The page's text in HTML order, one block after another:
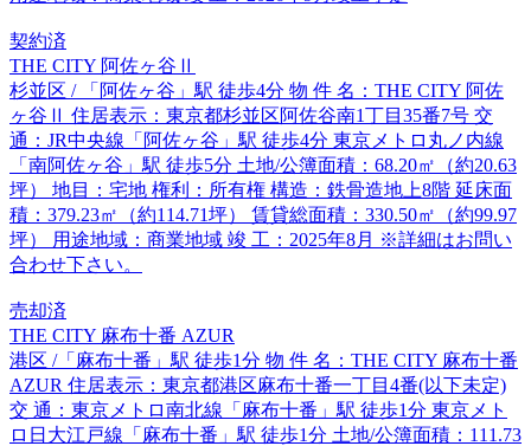
契約済
THE CITY 阿佐ヶ谷Ⅱ
杉並区 / 「阿佐ヶ谷」駅 徒歩4分 物 件 名：THE CITY 阿佐
ヶ谷Ⅱ 住居表示：東京都杉並区阿佐谷南1丁目35番7号 交
通：JR中央線「阿佐ヶ谷」駅 徒歩4分 東京メトロ丸ノ内線
「南阿佐ヶ谷」駅 徒歩5分 土地/公簿面積：68.20㎡（約20.63
坪） 地目：宅地 権利：所有権 構造：鉄骨造地上8階 延床面
積：379.23㎡（約114.71坪） 賃貸総面積：330.50㎡（約99.97
坪） 用途地域：商業地域 竣 工：2025年8月 ※詳細はお問い
合わせ下さい。
売却済
THE CITY 麻布十番 AZUR
港区 /「麻布十番」駅 徒歩1分 物 件 名：THE CITY 麻布十番
AZUR 住居表示：東京都港区麻布十番一丁目4番(以下未定)
交 通：東京メトロ南北線「麻布十番」駅 徒歩1分 東京メト
ロ日大江戸線「麻布十番」駅 徒歩1分 土地/公簿面積：111.73